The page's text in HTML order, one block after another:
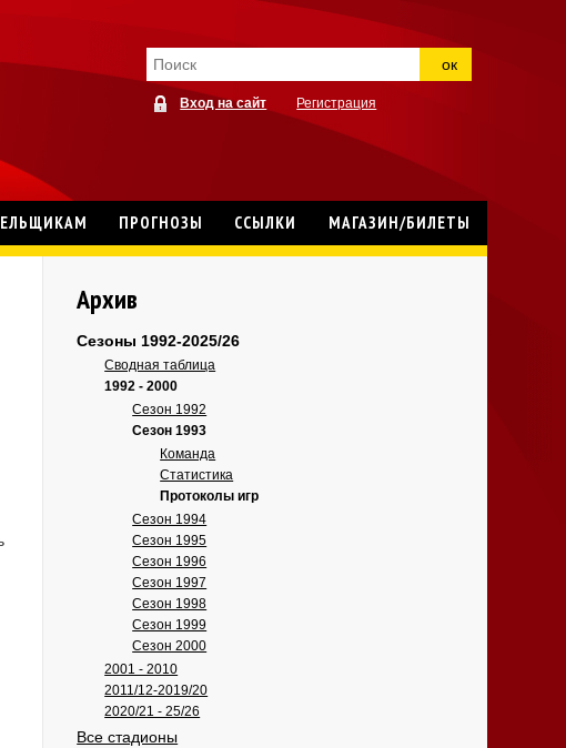
ок
Вход на сайт Регистрация
ПРОГНОЗЫ ССЫЛКИ МАГАЗИН/БИЛЕТЫ
Архив
Сезоны 1992-2025/26
Сводная таблица
1992 - 2000
Сезон 1992
Сезон 1993
Команда
Статистика
Протоколы игр
Сезон 1994
Сезон 1995
Сезон 1996
Сезон 1997
Сезон 1998
Сезон 1999
Сезон 2000
2001 - 2010
2011/12-2019/20
2020/21 - 25/26
Все стадионы